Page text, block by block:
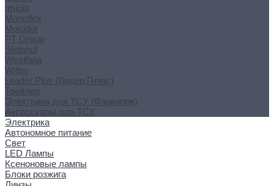
Imiola
Monoflex
Motodor
PT Group
Steinhof
Westfalia
Witter
Leader Plus (Лидер Плюс)
Трейлер
Электрика для ТСУ (Фаркопов)
Аксессуары для ТСУ
Электрика
Автономное питание
Свет
LED Лампы
Ксеноновые лампы
Блоки розжига